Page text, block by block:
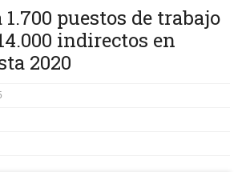
puestos de trabajo
indirectos en
2020